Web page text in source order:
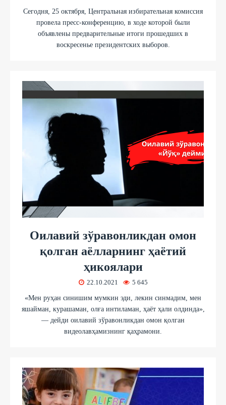
Сегодня, 25 октября, Центральная избирательная комиссия
провела пресс-конференцию, в ходе которой были
объявлены предварительные итоги прошедших в
воскресенье президентских выборов.
Оилавий зўравонликдан омон
қолган аёлларнинг ҳаётий
ҳикоялари
22.10.2021 5 645
«Мен руҳан синишим мумкин эди, лекин синмадим, мен
яшайман, курашаман, олға интиламан, ҳаёт ҳали олдинда»,
— дейди оилавий зўравонликдан омон қолган
видеолавҳамизнинг қаҳрамони.